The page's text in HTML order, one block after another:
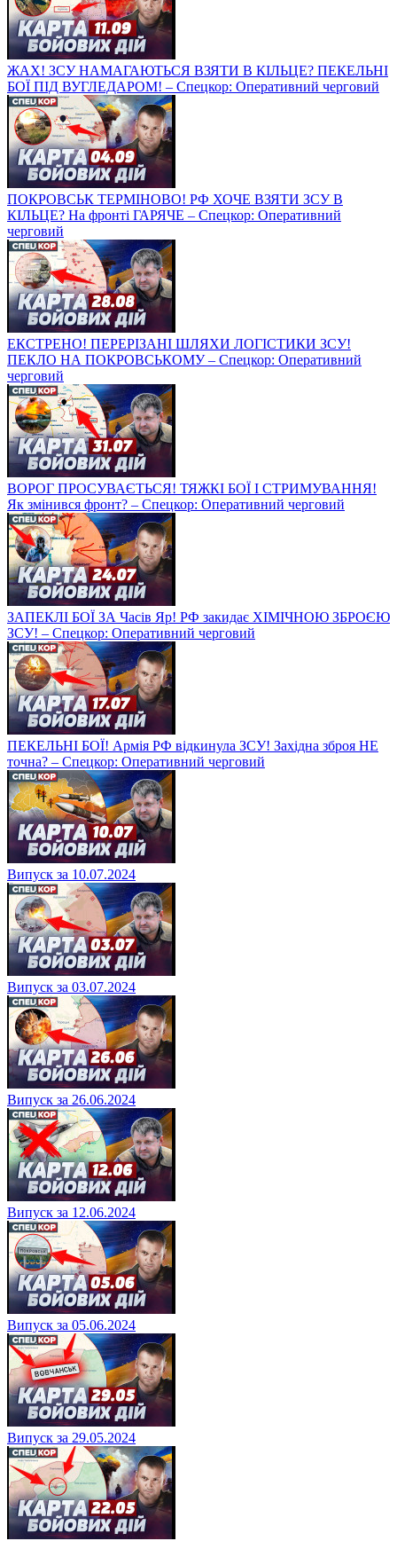
ЖАХ! ЗСУ НАМАГАЮТЬСЯ ВЗЯТИ В КІЛЬЦЕ? ПЕКЕЛЬНІ
БОЇ ПІД ВУГЛЕДАРОМ! – Спецкор: Оперативний черговий
ПОКРОВСЬК ТЕРМІНОВО! РФ ХОЧЕ ВЗЯТИ ЗСУ В
КІЛЬЦЕ? На фронті ГАРЯЧЕ – Спецкор: Оперативний
черговий
ЕКСТРЕНО! ПЕРЕРІЗАНІ ШЛЯХИ ЛОГІСТИКИ ЗСУ!
ПЕКЛО НА ПОКРОВСЬКОМУ – Спецкор: Оперативний
черговий
ВОРОГ ПРОСУВАЄТЬСЯ! ТЯЖКІ БОЇ І СТРИМУВАННЯ!
Як змінився фронт? – Спецкор: Оперативний черговий
ЗАПЕКЛІ БОЇ ЗА Часів Яр! РФ закидає ХІМІЧНОЮ ЗБРОЄЮ
ЗСУ! – Спецкор: Оперативний черговий
ПЕКЕЛЬНІ БОЇ! Армія РФ відкинула ЗСУ! Західна зброя НЕ
точна? – Спецкор: Оперативний черговий
Випуск за 10.07.2024
Випуск за 03.07.2024
Випуск за 26.06.2024
Випуск за 12.06.2024
Випуск за 05.06.2024
Випуск за 29.05.2024